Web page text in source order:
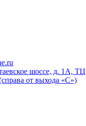
шоссе, д. 1А,
от выхода «С»)